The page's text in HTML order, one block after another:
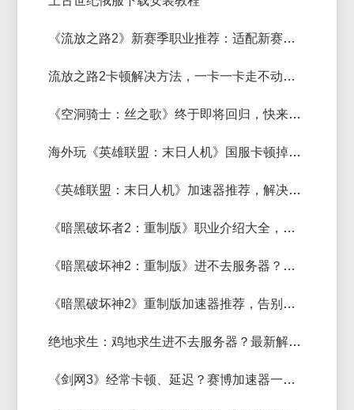
《流放之路2》新赛季职业推荐：适配新赛季的特色选择
流放之路2卡顿解决方法，一卡一卡走不动路怎么解决？
《空洞骑士：丝之歌》终于即将回归，快来看看选择什么加速器
海外玩《英雄联盟：末日人机》国服卡顿掉线？赛博加速器一键解决
《英雄联盟：末日人机》加速器推荐，解决启动失败 / 闪退问题
《暗黑破坏者2：重制版》职业介绍大全，快来挑选适合自己的！
《暗黑破坏神2：重制版》进不去服务器？实用解决方法汇总
《暗黑破坏神2》重制版加速器推荐，告别卡顿、高延迟
绝地求生：鸡地求生进不去服务器？最新解决方法汇总
《剑网3》经常卡顿、延迟？赛博加速器一键解决